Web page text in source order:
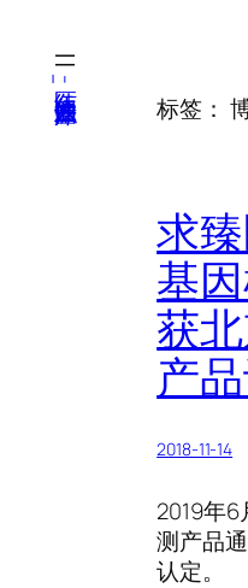
标签：
求
基
获
产
2018-11-14
2019年
测产品
认定。